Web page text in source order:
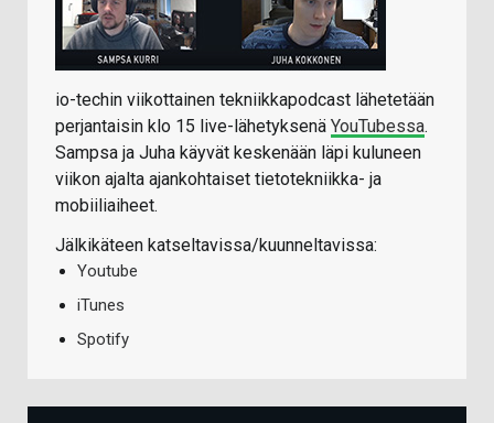
io-techin viikottainen tekniikkapodcast lähetetään
perjantaisin klo 15 live-lähetyksenä YouTubessa.
Sampsa ja Juha käyvät keskenään läpi kuluneen
viikon ajalta ajankohtaiset tietotekniikka- ja
mobiiliaiheet.
Jälkikäteen katseltavissa/kuunneltavissa:
Youtube
iTunes
Spotify